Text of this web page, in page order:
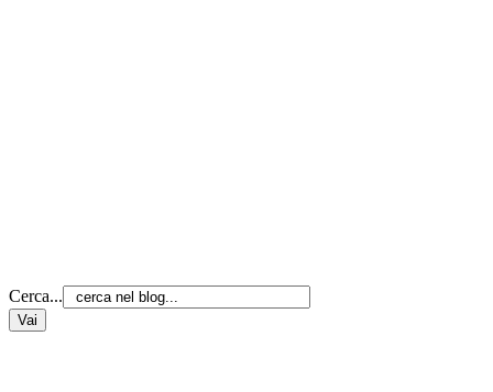
Cerca...